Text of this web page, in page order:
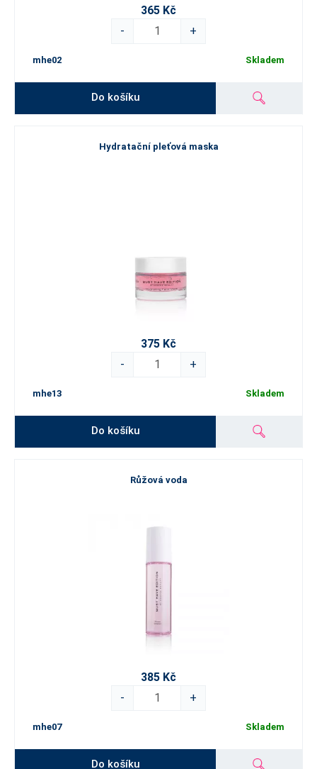
365 Kč
-
+
mhe02 Skladem
Do košíku
Hydratační pleťová maska
375 Kč
-
+
mhe13 Skladem
Do košíku
Růžová voda
385 Kč
-
+
mhe07 Skladem
Do košíku